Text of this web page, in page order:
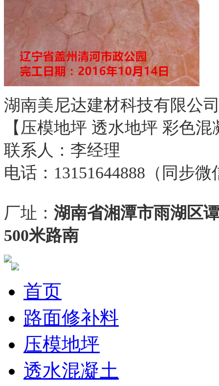
湖南美尼达建材科技有限公
【压模地坪 透水地坪 彩色
联系人：李经理
电话：13151644888（同步微
厂址： 湖南省湘潭市雨湖区
500米路南
首页
路面修补料
压模地坪
透水混凝土